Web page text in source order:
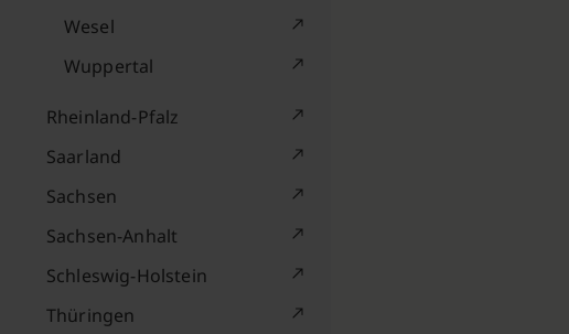
Wesel
Wuppertal
Rheinland-Pfalz
Saarland
Sachsen
Sachsen-Anhalt
Schleswig-Holstein
Thüringen